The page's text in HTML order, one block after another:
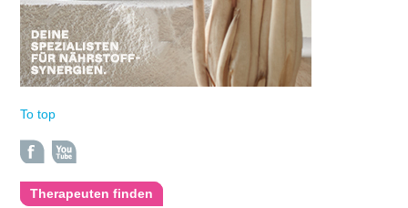
To top
Therapeuten finden